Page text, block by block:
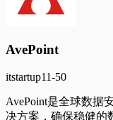
AvePoint
itstartup11-50
AvePoint是全球数据
决方案，确保稳健的